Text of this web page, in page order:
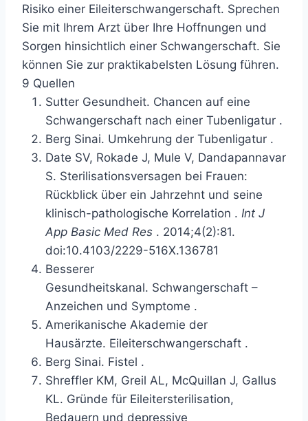
Risiko einer Eileiterschwangerschaft. Sprechen
Sie mit Ihrem Arzt über Ihre Hoffnungen und
Sorgen hinsichtlich einer Schwangerschaft. Sie
können Sie zur praktikabelsten Lösung führen.
9 Quellen
Sutter Gesundheit. Chancen auf eine
Schwangerschaft nach einer Tubenligatur .
Berg Sinai. Umkehrung der Tubenligatur .
Date SV, Rokade J, Mule V, Dandapannavar
S. Sterilisationsversagen bei Frauen:
Rückblick über ein Jahrzehnt und seine
klinisch-pathologische Korrelation . Int J
App Basic Med Res . 2014;4(2):81.
doi:10.4103/2229-516X.136781
Besserer
Gesundheitskanal. Schwangerschaft –
Anzeichen und Symptome .
Amerikanische Akademie der
Hausärzte. Eileiterschwangerschaft .
Berg Sinai. Fistel .
Shreffler KM, Greil AL, McQuillan J, Gallus
KL. Gründe für Eileitersterilisation,
Bedauern und depressive